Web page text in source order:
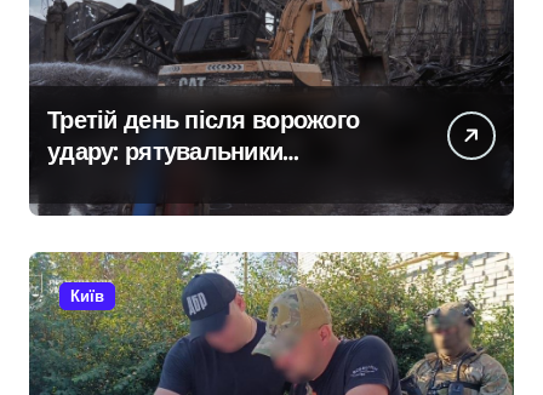
Третій день після ворожого
удару: рятувальники
масованої атаки в Київському
регіоні
Київ